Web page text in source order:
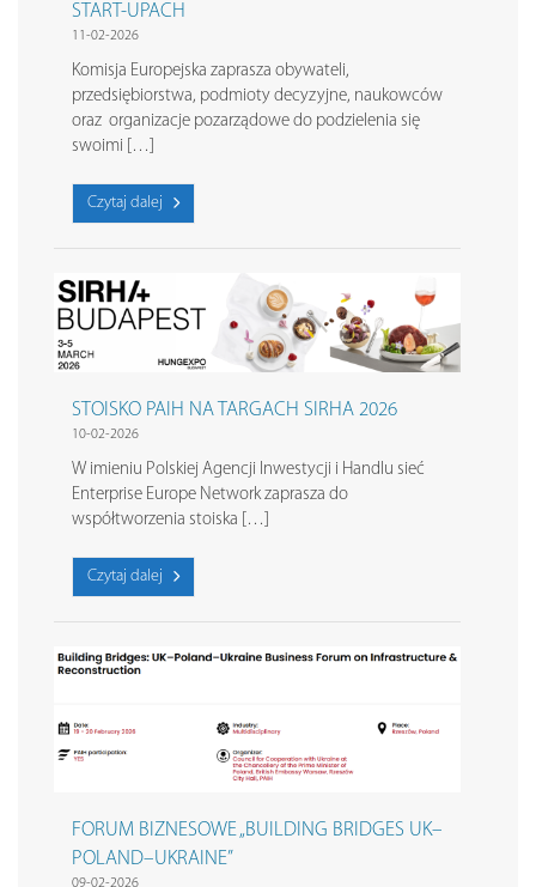
START-UPACH
11-02-2026
Komisja Europejska zaprasza obywateli,
przedsiębiorstwa, podmioty decyzyjne, naukowców
oraz organizacje pozarządowe do podzielenia się
swoimi […]
Czytaj dalej
STOISKO PAIH NA TARGACH SIRHA 2026
10-02-2026
W imieniu Polskiej Agencji Inwestycji i Handlu sieć
Enterprise Europe Network zaprasza do
współtworzenia stoiska […]
Czytaj dalej
FORUM BIZNESOWE „BUILDING BRIDGES UK–
POLAND–UKRAINE”
09-02-2026